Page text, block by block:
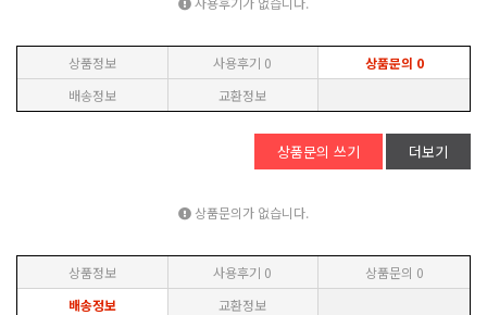
상품정보 사용후기 0 상품문의 0
배송정보
교환정보
상품문의 쓰기 더보기
상품문의가 없습니다.
상품정보 사용후기 0 상품문의 0
배송정보
교환정보